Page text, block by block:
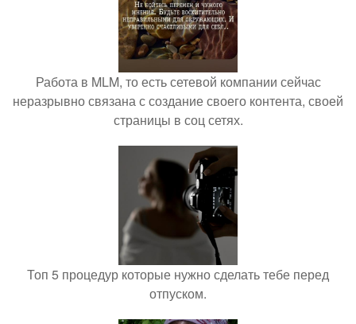
Работа в MLM, то есть сетевой компании сейчас
неразрывно связана с создание своего контента, своей
страницы в соц сетях.
Топ 5 процедур которые нужно сделать тебе перед
отпуском.